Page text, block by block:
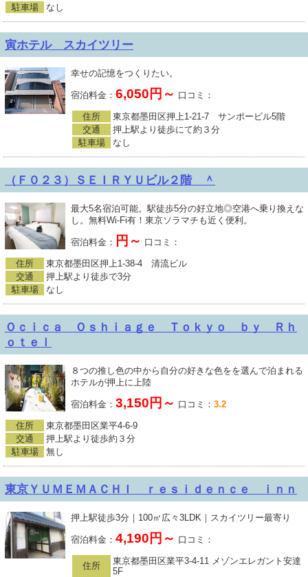
駐車場
なし
寅ホテル スカイツリー
幸せの記憶をつくりたい。
宿泊料金： 6,050円～ 口コミ：
住所
東京都墨田区押上1-21-7 サンポービル5階
交通
押上駅より徒歩にて約３分
駐車場
なし
（Ｆ０２３）ＳＥＩＲＹＵビル２階 ＾
最大5名宿泊可能。駅徒歩5分の好立地◎空港へ乗り換えな
し。無料Wi-Fi有！東京ソラマチも近く便利。
宿泊料金： 円～ 口コミ：
住所
東京都墨田区押上1-38-4 清流ビル
交通
押上駅より徒歩で3分
駐車場
なし
Ｏｃｉｃａ Ｏｓｈｉａｇｅ Ｔｏｋｙｏ ｂｙ Ｒｈ
ｏｔｅｌ
８つの推し色の中から自分の好きな色をを選んで泊まれる
ホテルが押上に上陸
宿泊料金： 3,150円～ 口コミ： 3.2
住所
東京都墨田区業平4-6-9
交通
押上駅より徒歩約３分
駐車場
無し
東京ＹＵＭＥＭＡＣＨＩ ｒｅｓｉｄｅｎｃｅ ｉｎｎ
押上駅徒歩3分｜100㎡広々3LDK｜スカイツリー最寄り
宿泊料金： 4,190円～ 口コミ：
住所
東京都墨田区業平3-4-11 メゾンエレガント安達
5F